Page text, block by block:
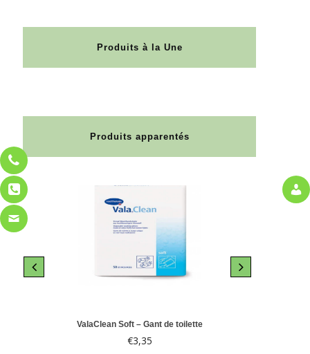
Produits à la Une
Produits apparentés
ValaClean Soft – Gant de toilette
3,35